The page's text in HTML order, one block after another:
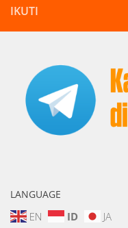
IKUTI
LANGUAGE
EN ID JA